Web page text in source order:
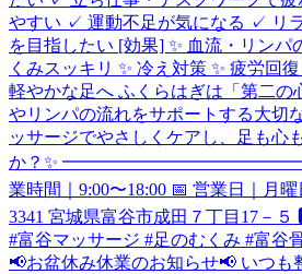
📢お盆休み休業のお知らせ📢 いつも